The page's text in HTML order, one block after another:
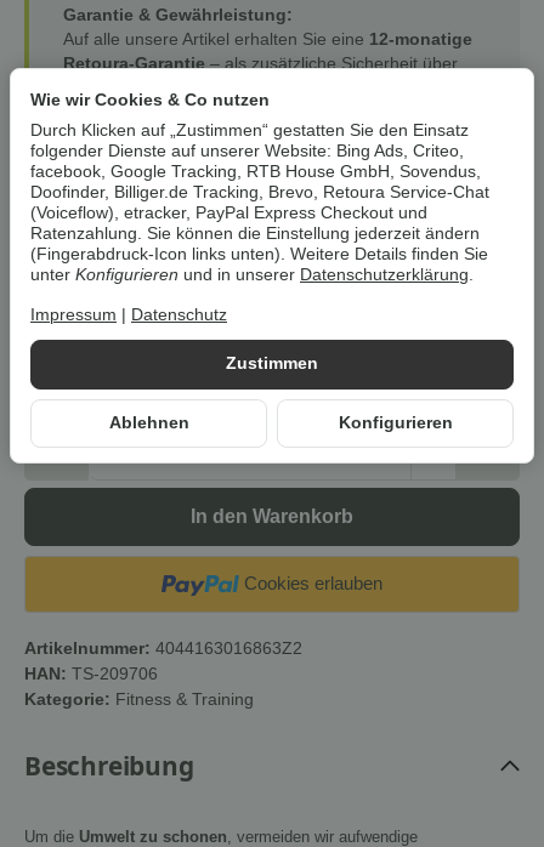
Garantie & Gewährleistung:
Auf alle unsere Artikel erhalten Sie eine 12-monatige
Retoura-Garantie– als zusätzliche Sicherheit über
Gewährleistungsrechte (24 Monate) bleiben hiervon
selbstverständlich unberührt.
Jetzt Preisvorteil sichern!
11,54 € 7,69 € *
zzgl.Versand
sofort verfügbar
Neupreis bei Google Shopping Deutschland oder Idealo Deutschland.
Stk
In den Warenkorb
Cookies erlauben
Artikelnummer: 4044163016863Z2
HAN: TS-209706
Kategorie: Fitness & Training
Beschreibung
Um die Umwelt zu schonen , vermeiden wir aufwendige
Zustimmen
Ablehnen Konfigurieren
Wie wir Cookies & Co nutzen
Durch Klicken auf „Zustimmen“ gestatten Sie den Einsatz
folgender Dienste auf unserer Website: Bing Ads, Criteo,
facebook, Google Tracking, RTB House GmbH, Sovendus,
Doofinder, Billiger.de Tracking, Brevo, Retoura Service-Chat
(Voiceflow), etracker, PayPal Express Checkout und
Ratenzahlung. Sie können die Einstellung jederzeit ändern
(Fingerabdruck-Icon links unten). Weitere Details finden Sie
unter Konfigurieren und in unserer Datenschutzerklärung.
Impressum Datenschutz